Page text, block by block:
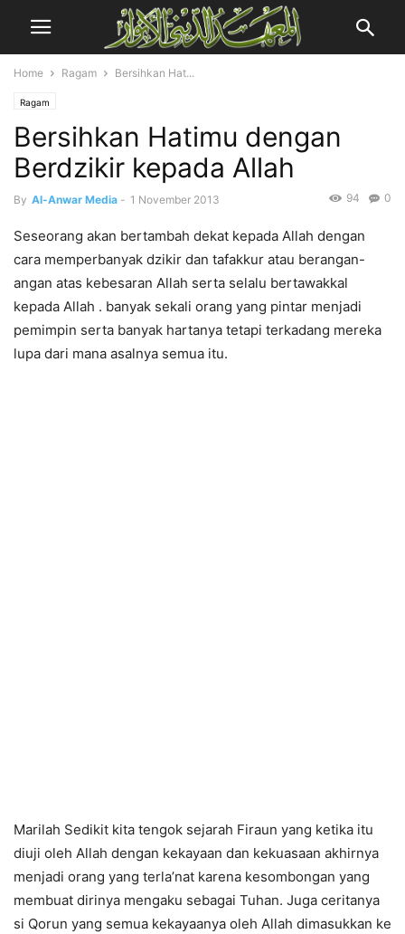
Home Ragam Bersihkan Hat...
Ragam
Bersihkan Hatimu dengan
Berdzikir kepada Allah
By Al-Anwar Media - 1 November 2013 0
94
Seseorang akan bertambah dekat kepada Allah dengan
cara memperbanyak dzikir dan tafakkur atau berangan-
angan atas kebesaran Allah serta selalu bertawakkal
kepada Allah . banyak sekali orang yang pintar menjadi
pemimpin serta banyak hartanya tetapi terkadang mereka
lupa dari mana asalnya semua itu.
Marilah Sedikit kita tengok sejarah Firaun yang ketika itu
diuji oleh Allah dengan kekayaan dan kekuasaan akhirnya
menjadi orang yang terla’nat karena kesombongan yang
membuat dirinya mengaku sebagai Tuhan. Juga ceritanya
si Qorun yang semua kekayaanya oleh Allah dimasukkan ke